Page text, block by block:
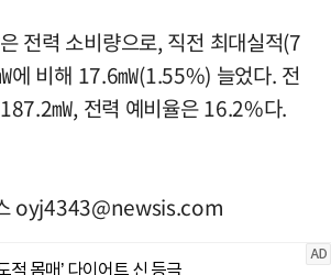
전력 소비량으로, 직전 최대실적(7
에 비해 17.6㎽(1.55%) 늘었다. 전
㎽, 전력 예비율은 16.2%다.
oyj4343@newsis.com